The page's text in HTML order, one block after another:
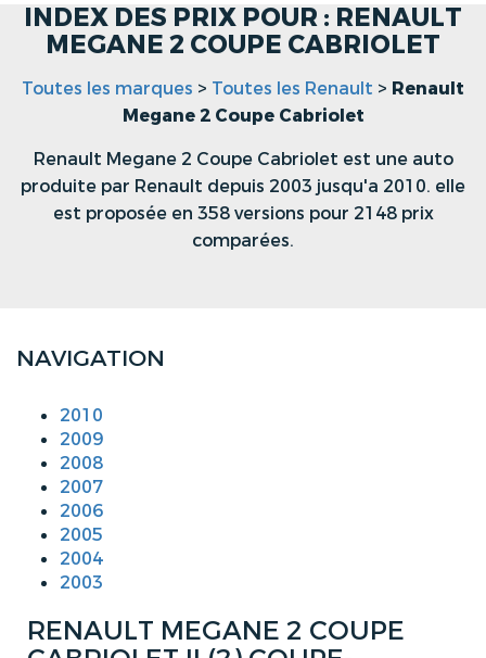
INDEX DES PRIX POUR : RENAULT
MEGANE 2 COUPE CABRIOLET
Toutes les marques > Toutes les Renault > Renault
Megane 2 Coupe Cabriolet
Renault Megane 2 Coupe Cabriolet est une auto
produite par Renault depuis 2003 jusqu'a 2010. elle
est proposée en 358 versions pour 2148 prix
comparées.
NAVIGATION
2010
2009
2008
2007
2006
2005
2004
2003
RENAULT MEGANE 2 COUPE